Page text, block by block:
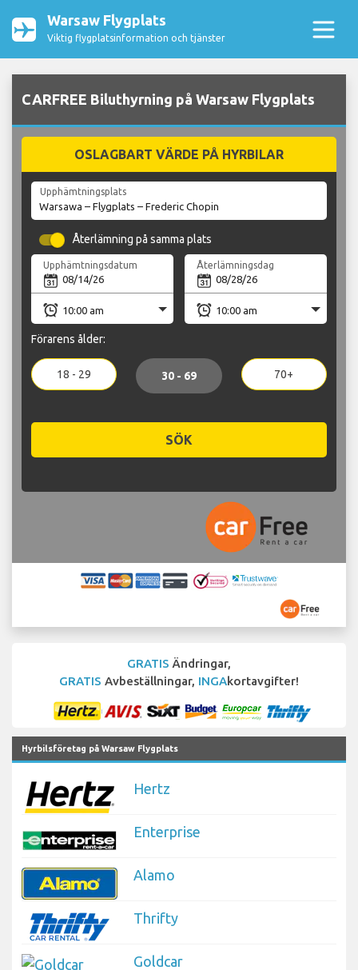
Warsaw Flygplats
Viktig flygplatsinformation och tjänster
CARFREE Biluthyrning på Warsaw Flygplats
OSLAGBART VÄRDE PÅ HYRBILAR
Upphämtningsplats
Återlämning på samma plats
Upphämtningsdatum Återlämningsdag
Förarens ålder:
18 - 29 30 - 69 70+
SÖK
GRATIS Ändringar,
GRATIS Avbeställningar, INGAkortavgifter!
Hyrbilsföretag på Warsaw Flygplats
Hertz
Enterprise
Alamo
Thrifty
Goldcar